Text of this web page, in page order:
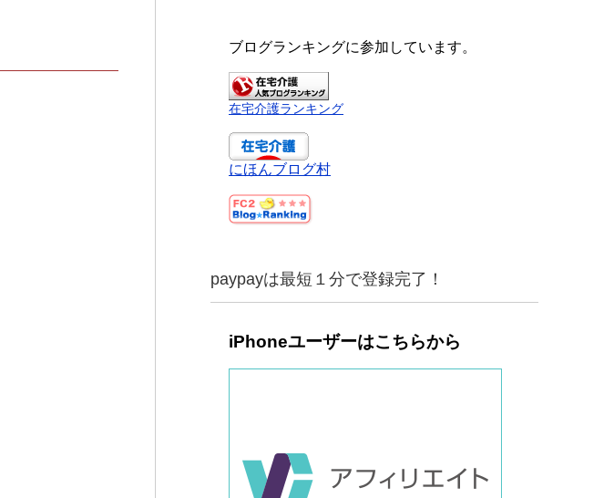
ブログランキングに参加しています。
在宅介護ランキング
にほんブログ村
paypayは最短１分で登録完了！
iPhoneユーザーはこちらから